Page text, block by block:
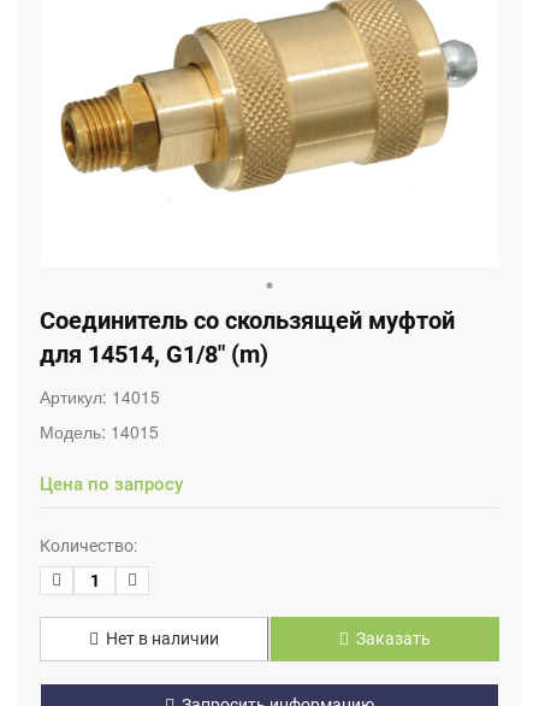
Соединитель со скользящей муфтой
для 14514, G1/8" (m)
Артикул: 14015
Модель: 14015
Цена по запросу
Количество:
Нет в наличии Заказать